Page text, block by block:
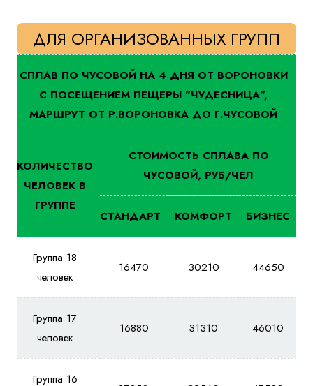
ДЛЯ ОРГАНИЗОВАННЫХ ГРУПП
СПЛАВ ПО ЧУСОВОЙ НА 4 ДНЯ ОТ ВОРОНОВКИ
С ПОСЕЩЕНИЕМ ПЕЩЕРЫ "ЧУДЕСНИЦА",
МАРШРУТ ОТ Р.ВОРОНОВКА ДО Г.ЧУСОВОЙ
КОЛИЧЕСТВО
ЧЕЛОВЕК В
ГРУППЕ
СТОИМОСТЬ СПЛАВА ПО
ЧУСОВОЙ, РУБ/ЧЕЛ
СТАНДАРТ КОМФОРТ БИЗНЕС
Группа 18
человек
16470 30210 44650
Группа 17
человек
16880 31310 46010
Группа 16